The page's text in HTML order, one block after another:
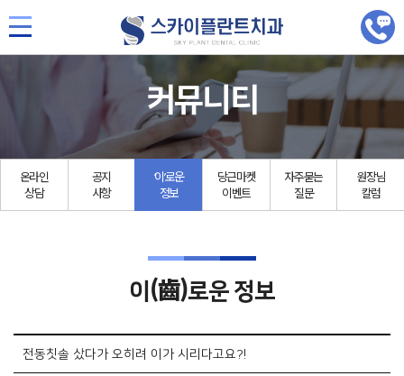
커뮤니티
온라인
상담
공지
사항
‘이’로운
정보
당근마켓
이벤트
자주묻는
질문
원장님
칼럼
이 (齒)로운 정보
전동칫솔 샀다가 오히려 이가 시리다고요?!